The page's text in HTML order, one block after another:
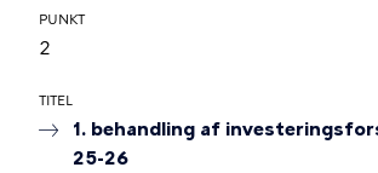
PUNKT
2
TITEL
1. behandling af
25-26